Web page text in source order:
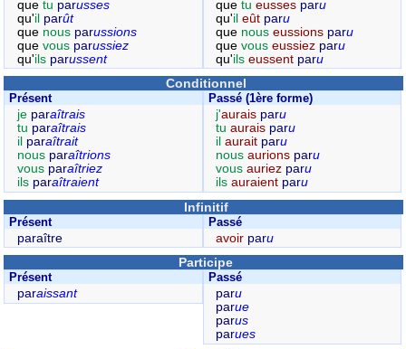
que tu parusses
qu'il parût
que nous parussions
que vous parussiez
qu'ils parussent
quetueusses paru
qu'ileût paru
que nouseussions paru
quevouseussiez paru
qu'ilseussent paru
Conditionnel
Présent
je paraîtrais
tu paraîtrais
il paraîtrait
nous paraîtrions
vous paraîtriez
ils paraîtraient
Passé (1ère forme)
j'aurais paru
tuaurais paru
ilaurait paru
nousaurions paru
vousauriez paru
ilsauraient paru
Infinitif
Présent
paraître
Passé
avoir paru
Participe
Présent
paraissant
Passé
paru
parue
parus
parues